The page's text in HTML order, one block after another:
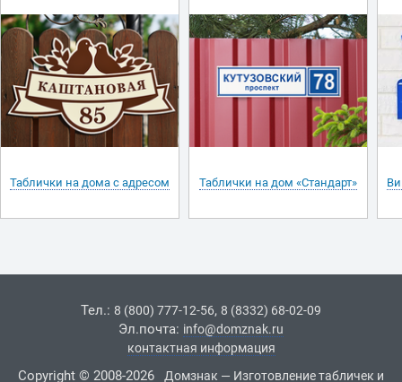
Таблички на дома с адресом Таблички на дом «Стандарт»
Тел.: 8 (800) 777-12-56, 8 (8332) 68-02-09
Эл.почта: info@domznak.ru
контактная информация
Copyright © 2008-2026 Домзнак — Изготовление табличек и